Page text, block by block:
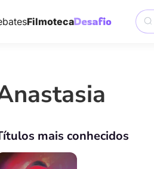
Filmoteca
mais conhecidos